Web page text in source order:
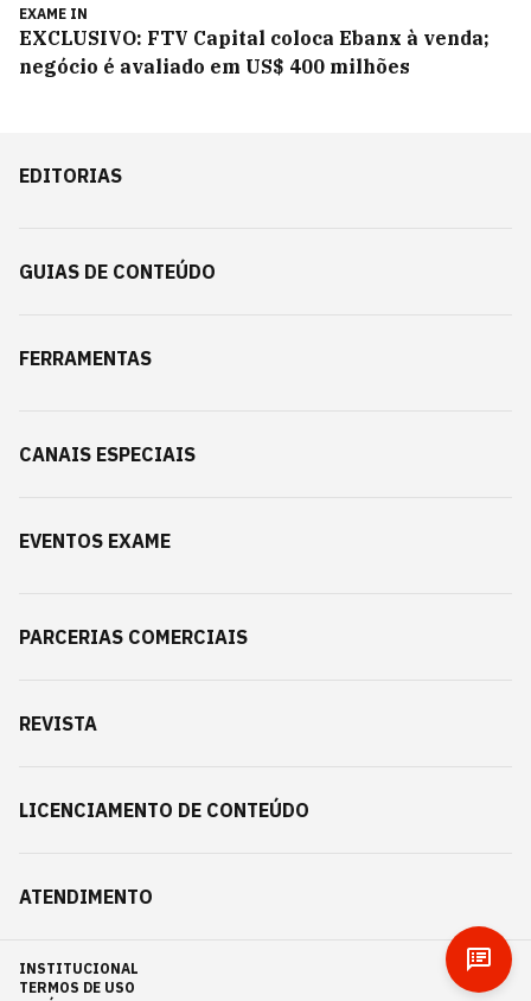
EXAME IN
EXCLUSIVO: FTV Capital coloca Ebanx à venda;
negócio é avaliado em US$ 400 milhões
EDITORIAS
GUIAS DE CONTEÚDO
FERRAMENTAS
CANAIS ESPECIAIS
EVENTOS EXAME
PARCERIAS COMERCIAIS
REVISTA
LICENCIAMENTO DE CONTEÚDO
ATENDIMENTO
INSTITUCIONAL
TERMOS DE USO